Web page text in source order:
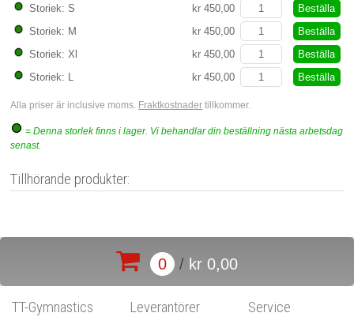
Storiek: S
kr 450,00
Beställa
Storiek: M
kr 450,00
Beställa
Storiek: Xl
kr 450,00
Beställa
Storiek: L
kr 450,00 Beställa
Alla priser är inclusive moms. Fraktkostnader tillkommer.
= Denna storlek finns i lager. Vi behandlar din beställning nästa arbetsdag
senast.
Tillhörande produkter:
0 / kr 0,00
TT-Gymnastics Leverantörer Service